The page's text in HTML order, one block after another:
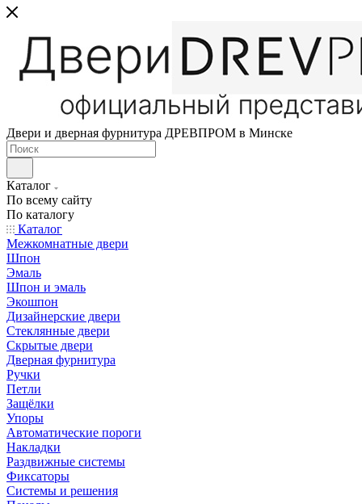
Двери и дверная фурнитура ДРЕВПРОМ в Минске
Каталог
По всему сайту
По каталогу
Каталог
Межкомнатные двери
Шпон
Эмаль
Шпон и эмаль
Экошпон
Дизайнерские двери
Стеклянные двери
Скрытые двери
Дверная фурнитура
Ручки
Петли
Защёлки
Упоры
Автоматические пороги
Накладки
Раздвижные системы
Фиксаторы
Системы и решения